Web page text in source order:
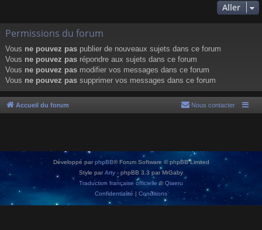
Aller
Permissions du forum
Vous ne pouvez pas publier de nouveaux sujets dans ce forum
Vous ne pouvez pas répondre aux sujets dans ce forum
Vous ne pouvez pas modifier vos messages dans ce forum
Vous ne pouvez pas supprimer vos messages dans ce forum
Accueil du forum Nous contacter
Développé par phpBB® Forum Software © phpBB Limited
Style parArty - phpBB 3.3 par MrGaby
Traduction française officielle ©Qiaeru
Confidentialité | Conditions